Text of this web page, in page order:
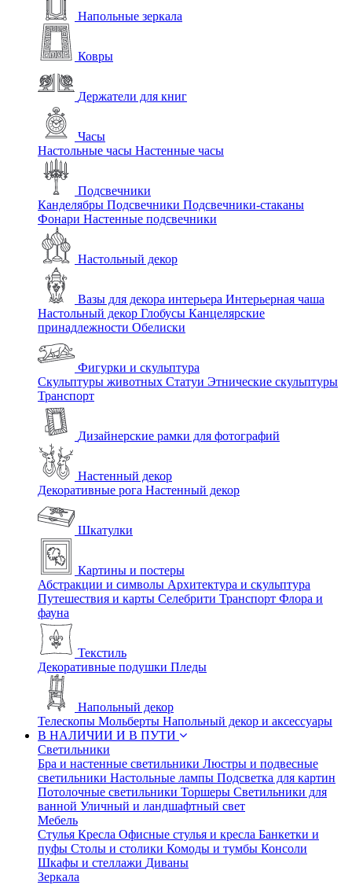
Напольные зеркала
Ковры
Держатели для книг
Часы
Настольные часы Настенные часы
Подсвечники
Канделябры Подсвечники Подсвечники-стаканы
Фонари Настенные подсвечники
Настольный декор
Вазы для декора интерьера Интерьерная чаша
Настольный декор Глобусы Канцелярские
принадлежности Обелиски
Фигурки и скульптура
Скульптуры животных Статуи Этнические скульптуры
Транспорт
Дизайнерские рамки для фотографий
Настенный декор
Декоративные рога Настенный декор
Шкатулки
Картины и постеры
Абстракции и символы Архитектура и скульптура
Путешествия и карты Селебрити Транспорт Флора и
фауна
Текстиль
Декоративные подушки Пледы
Напольный декор
Телескопы Мольберты Напольный декор и аксессуары
В НАЛИЧИИ И В ПУТИ
Светильники
Бра и настенные светильники Люстры и подвесные
светильники Настольные лампы Подсветка для картин
Потолочные светильники Торшеры Светильники для
ванной Уличный и ландшафтный свет
Мебель
Стулья Кресла Офисные стулья и кресла Банкетки и
пуфы Столы и столики Комоды и тумбы Консоли
Шкафы и стеллажи Диваны
Зеркала